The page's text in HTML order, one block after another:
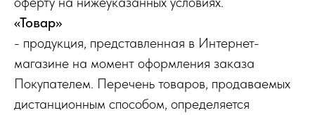
«Товар»
- продукция, представленная в Интернет-
магазине на момент оформления заказа
Покупателем. Перечень товаров, продаваемых
дистанционным способом, определяется